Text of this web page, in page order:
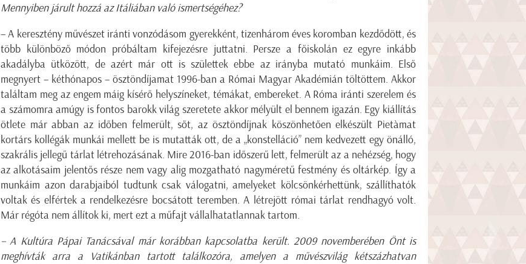
Mennyiben járult hozzá az Itáliában való ismertségéhez?
– A keresztény művészet iránti vonzódásom gyerekként, tizenhárom éves koromban kezdődött, és
több különböző módon próbáltam kifejezésre juttatni. Persze a főiskolán ez egyre inkább
akadályba ütközött, de azért már ott is születtek ebbe az irányba mutató munkáim. Első
megnyert – kéthónapos – ösztöndíjamat 1996-ban a Római Magyar Akadémián töltöttem. Akkor
találtam meg az engem máig kísérő helyszíneket, témákat, embereket. A Róma iránti szerelem és
a számomra amúgy is fontos barokk világ szeretete akkor mélyült el bennem igazán. Egy kiállítás
ötlete már abban az időben felmerült, sőt, az ösztöndíjnak köszönhetően elkészült Pietàmat
kortárs kollégák munkái mellett be is mutatták ott, de a „konstelláció” nem kedvezett egy önálló,
szakrális jellegű tárlat létrehozásának. Mire 2016-ban időszerű lett, felmerült az a nehézség, hogy
az alkotásaim jelentős része nem vagy alig mozgatható nagyméretű festmény és oltárkép. Így a
munkáim azon darabjaiból tudtunk csak válogatni, amelyeket kölcsönkérhettünk, szállíthatók
voltak és elfértek a rendelkezésre bocsátott teremben. A létrejött római tárlat rendhagyó volt.
Már régóta nem állítok ki, mert ezt a műfajt vállalhatatlannak tartom.
– A Kultúra Pápai Tanácsával már korábban kapcsolatba került. 2009 novemberében Önt is
meghívták arra a Vatikánban tartott találkozóra, amelyen a művészvilág kétszázhatvan